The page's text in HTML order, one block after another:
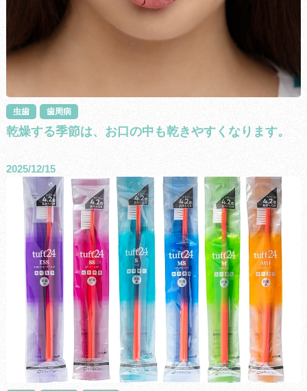
虫歯 歯周病
乾燥する季節は、お口の中も乾きやすくなります。
2025/12/15